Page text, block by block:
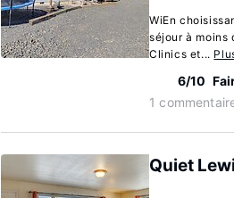
WiEn
séjour à moins
Clinics et...
6/10
1
Quiet